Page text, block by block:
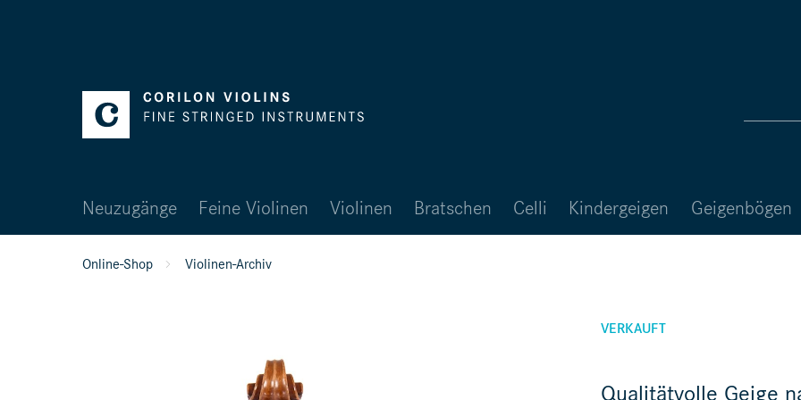
Neuzugänge Feine Violinen Violinen Bratschen Celli Kindergeigen Geigenbögen
Online-Shop Violinen-Archiv
VERKAUFT
Qualitätvolle Geige